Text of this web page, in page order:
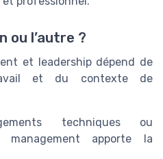
ou l’autre ?
et leadership dépend de
et du contexte de
techniques ou
management apporte la